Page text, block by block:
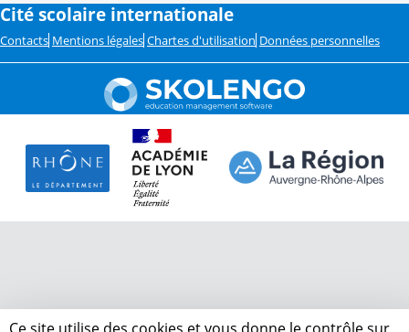
Cité scolaire internationale
Contacts Mentions légales Chartes d'utilisation Données personnelles